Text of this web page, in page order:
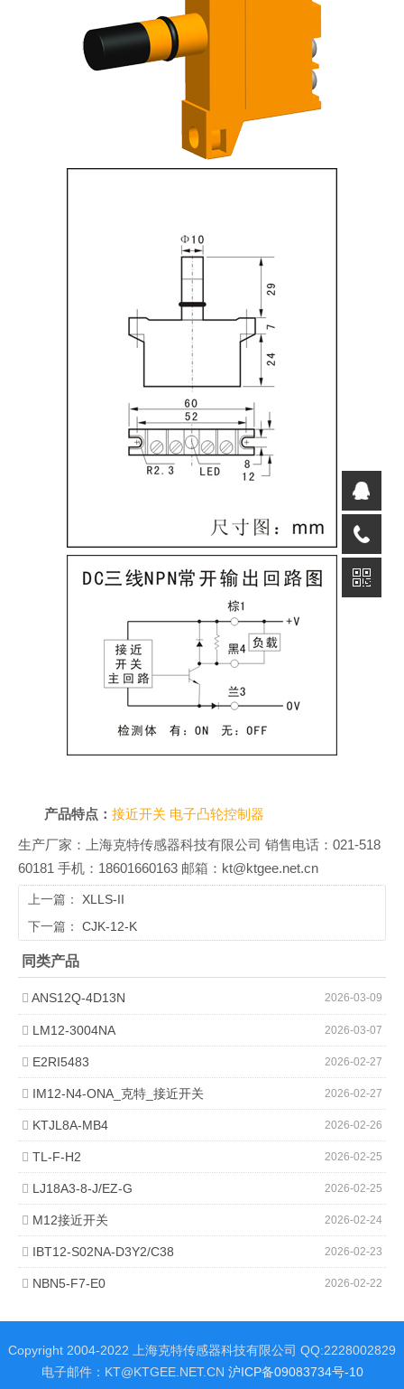
产品特点：接近开关 电子凸轮控制器
生产厂家：上海克特传感器科技有限公司 销售电话：021-518
60181 手机：18601660163 邮箱：kt@ktgee.net.cn
上一篇： XLLS-II
下一篇： CJK-12-K
同类产品
2026-03-09
ANS12Q-4D13N
2026-03-07
LM12-3004NA
2026-02-27
E2RI5483
2026-02-27
IM12-N4-ONA_克特_接近开关
2026-02-26
KTJL8A-MB4
2026-02-25
TL-F-H2
2026-02-25
LJ18A3-8-J/EZ-G
2026-02-24
M12接近开关
2026-02-23
IBT12-S02NA-D3Y2/C38
2026-02-22
NBN5-F7-E0
Copyright 2004-2022 上海克特传感器科技有限公司 QQ:2228002829
电子邮件：KT@KTGEE.NET.CN 沪ICP备09083734号-10